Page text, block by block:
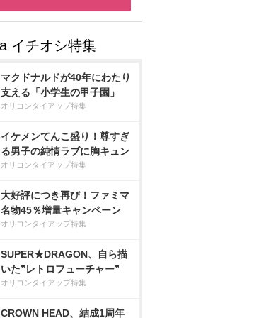
マクドナルドが40年にわたり
支える「小学生の甲子園」
オリコンタイアップ特集
イケメンてんこ盛り！尊すぎ
る男子の純情ラブに胸キュン
オリコンタイアップ特集
大好評につき再び！ファミマ
名物45％増量キャンペーン
オリコンタイアップ特集
SUPER★DRAGON、自ら描
いた”レトロフューチャー”
オリコンタイアップ特集
CROWN HEAD、結成1周年